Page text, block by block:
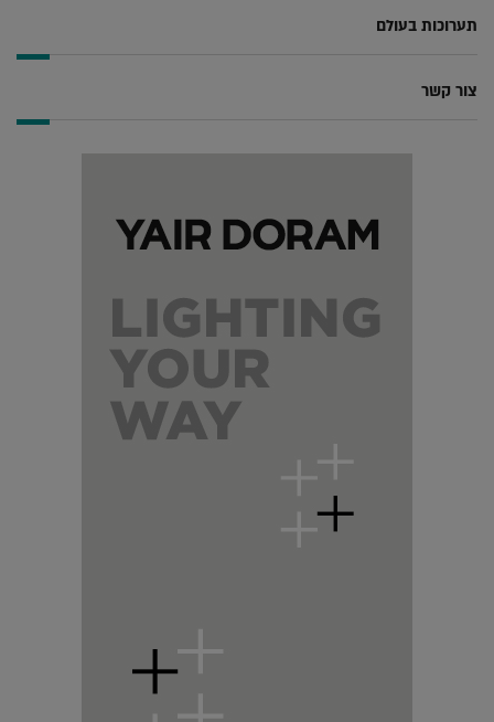
תערוכות בעולם
צור קשר